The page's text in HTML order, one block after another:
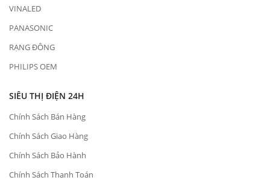
VINALED
PANASONIC
RẠNG ĐÔNG
PHILIPS OEM
SIÊU THỊ ĐIỆN 24H
Chính Sách Bán Hàng
Chính Sách Giao Hàng
Chính Sách Bảo Hành
Chính Sách Thanh Toán